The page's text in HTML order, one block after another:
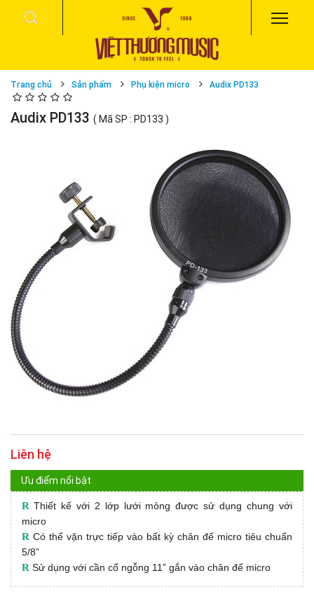
Trang chủ Sản phẩm Phụ kiện micro Audix PD133
Audix PD133 ( Mã SP : PD133 )
Liên hệ
Ưu điểm nổi bật
R Thiết kế với 2 lớp lưới mỏng được sử dụng chung với
micro
R Có thể vặn trực tiếp vào bất kỳ chân đế micro tiêu chuẩn
5/8”
R Sử dụng với cần cổ ngỗng 11” gắn vào chân đế micro